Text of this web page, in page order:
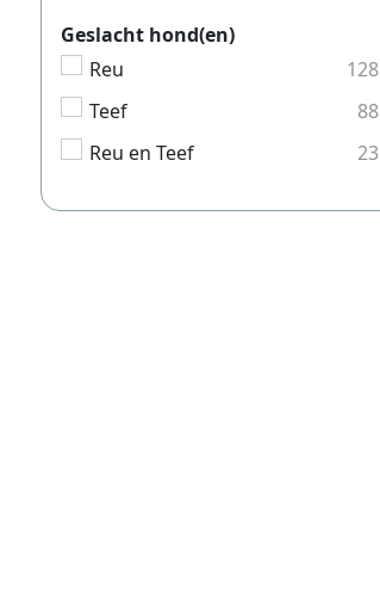
Geslacht hond(en)
Reu
128
Teef
88
Reu en Teef
23